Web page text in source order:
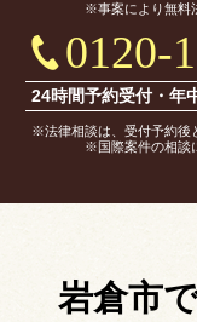
※事案により無料
0120-
24時間予約受付・年
※法律相談は、受付予約後
※国際案件の相談
岩倉市